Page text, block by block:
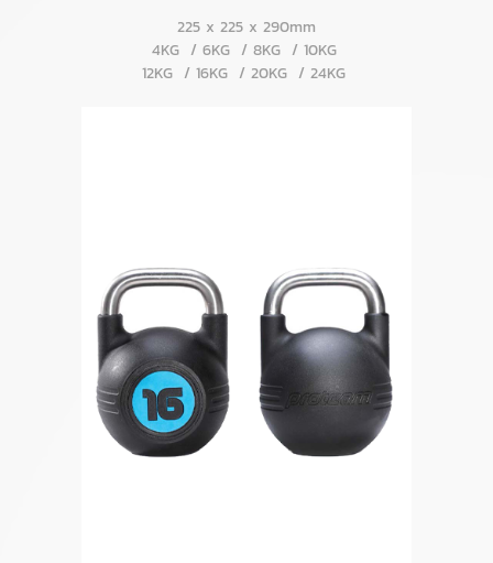
225 x 225 x 290mm
4KG / 6KG / 8KG / 10KG
12KG / 16KG / 20KG / 24KG